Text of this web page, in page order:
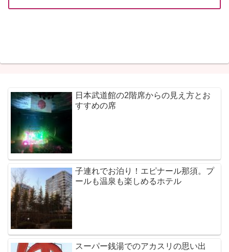
日本武道館の2階席からの見え方とお
すすめの席
子連れでお泊り！エピナール那須。プ
ールも温泉も楽しめるホテル
スーパー銭湯でのアカスリの思い出